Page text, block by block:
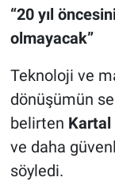
“20 yıl
olmayacak”
Teknoloji ve
dönüşümün
belirten Kartal
ve daha
söyledi.